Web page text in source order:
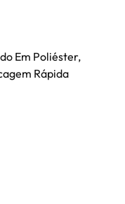
Em Poliéster,
Rápida